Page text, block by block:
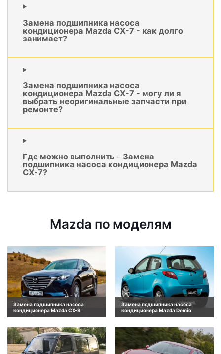
Замена подшипника насоса
кондиционера Mazda CX-7 - как долго
занимает?
Замена подшипника насоса
кондиционера Mazda CX-7 - могу ли я
выбрать неоригинальные запчасти при
ремонте?
Где можно выполнить - Замена
подшипника насоса кондиционера Mazda
CX-7?
Mazda по моделям
Замена подшипника насоса
кондиционера Mazda CX-9
Замена подшипника насоса
кондиционера Mazda Demio